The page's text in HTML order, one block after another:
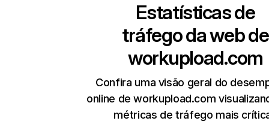
Estatísticas de
tráfego da web de
workupload.com
Confira uma visão geral do
online de workupload.com
métricas de tráfego mais